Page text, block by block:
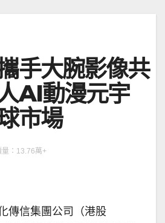
手大腕影像共
AI動漫元宇
市場
：13.76萬+
傳信集團公司（港股